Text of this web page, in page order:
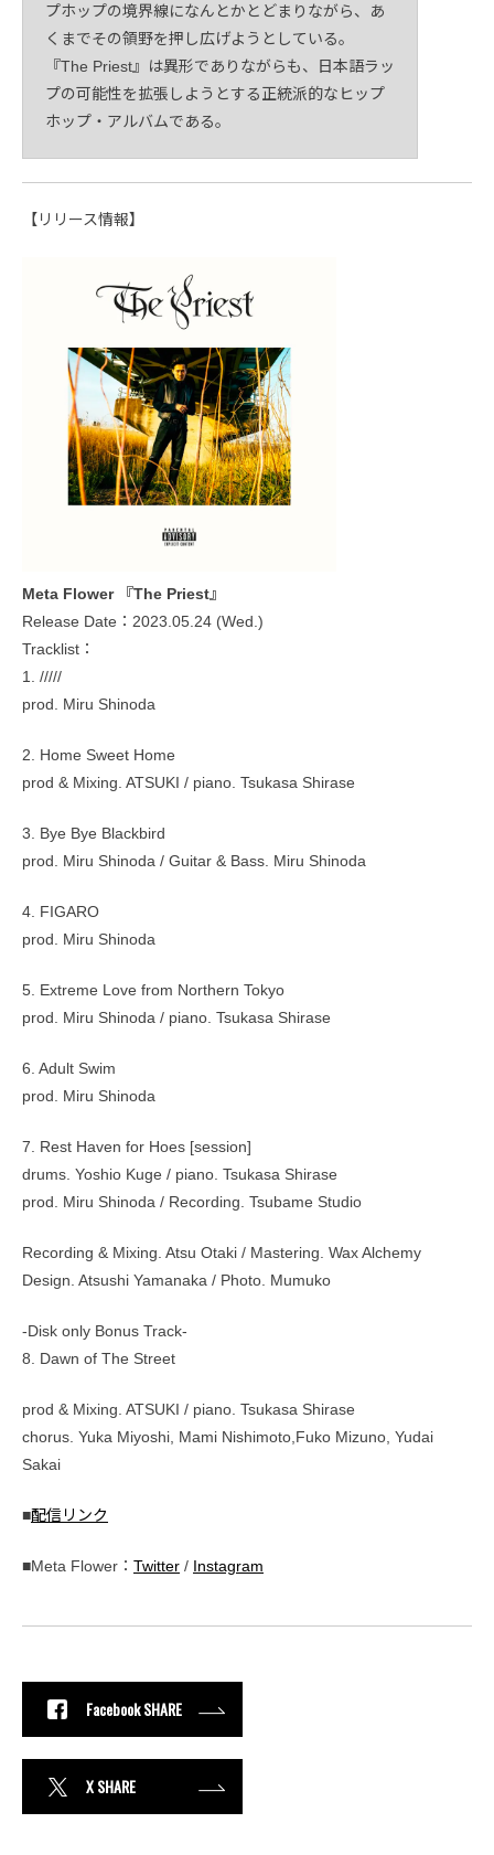
プホップの境界線になんとかとどまりながら、あ
くまでその領野を押し広げようとしている。
『The Priest』は異形でありながらも、日本語ラッ
プの可能性を拡張しようとする正統派的なヒップ
ホップ・アルバムである。
【リリース情報】
Meta Flower 『The Priest』
Release Date：2023.05.24 (Wed.)
Tracklist：
1. /////
prod. Miru Shinoda
2. Home Sweet Home
prod & Mixing. ATSUKI / piano. Tsukasa Shirase
3. Bye Bye Blackbird
prod. Miru Shinoda / Guitar & Bass. Miru Shinoda
4. FIGARO
prod. Miru Shinoda
5. Extreme Love from Northern Tokyo
prod. Miru Shinoda / piano. Tsukasa Shirase
6. Adult Swim
prod. Miru Shinoda
7. Rest Haven for Hoes [session]
drums. Yoshio Kuge / piano. Tsukasa Shirase
prod. Miru Shinoda / Recording. Tsubame Studio
Recording & Mixing. Atsu Otaki / Mastering. Wax Alchemy
Design. Atsushi Yamanaka / Photo. Mumuko
-Disk only Bonus Track-
8. Dawn of The Street
prod & Mixing. ATSUKI / piano. Tsukasa Shirase
chorus. Yuka Miyoshi, Mami Nishimoto,Fuko Mizuno, Yudai
Sakai
■配信リンク
■Meta Flower： Twitter / Instagram
Facebook SHARE
X SHARE